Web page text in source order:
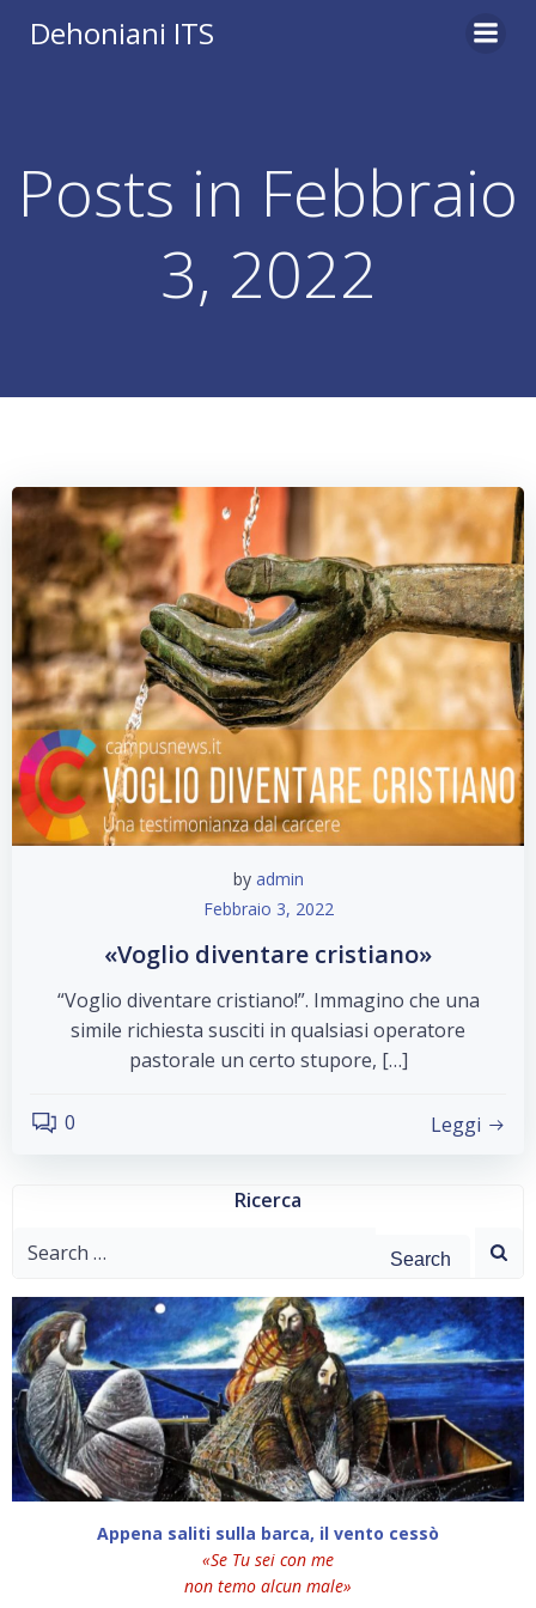
Dehoniani ITS
Posts in Febbraio
3, 2022
by admin
Febbraio 3, 2022
«Voglio diventare cristiano»
“Voglio diventare cristiano!”. Immagino che una
simile richiesta susciti in qualsiasi operatore
pastorale un certo stupore, […]
0 Leggi
Ricerca
Search
Appena saliti sulla barca, il vento cessò
«Se Tu sei con me
non temo alcun male»